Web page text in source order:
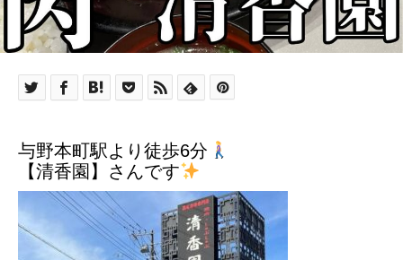
与野本町駅より徒歩6分
【清香園】さんです